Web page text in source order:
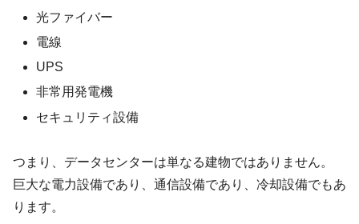
光ファイバー
電線
UPS
非常用発電機
セキュリティ設備
つまり、データセンターは単なる建物ではありません。
巨大な電力設備であり、通信設備であり、冷却設備でもあ
ります。